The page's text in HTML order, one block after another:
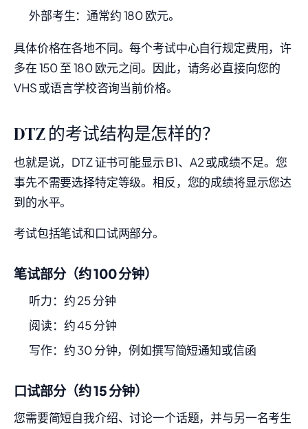
外部考生：通常约 180 欧元。
具体价格在各地不同。每个考试中心自行规定费用，许
多在 150 至 180 欧元之间。因此，请务必直接向您的
VHS 或语言学校咨询当前价格。
DTZ 的考试结构是怎样的？
也就是说，DTZ 证书可能显示 B1、A2 或成绩不足。您
事先不需要选择特定等级。相反，您的成绩将显示您达
到的水平。
考试包括笔试和口试两部分。
笔试部分（约 100 分钟）
听力：约 25 分钟
阅读：约 45 分钟
写作：约 30 分钟，例如撰写简短通知或信函
口试部分（约 15 分钟）
您需要简短自我介绍、讨论一个话题，并与另一名考生